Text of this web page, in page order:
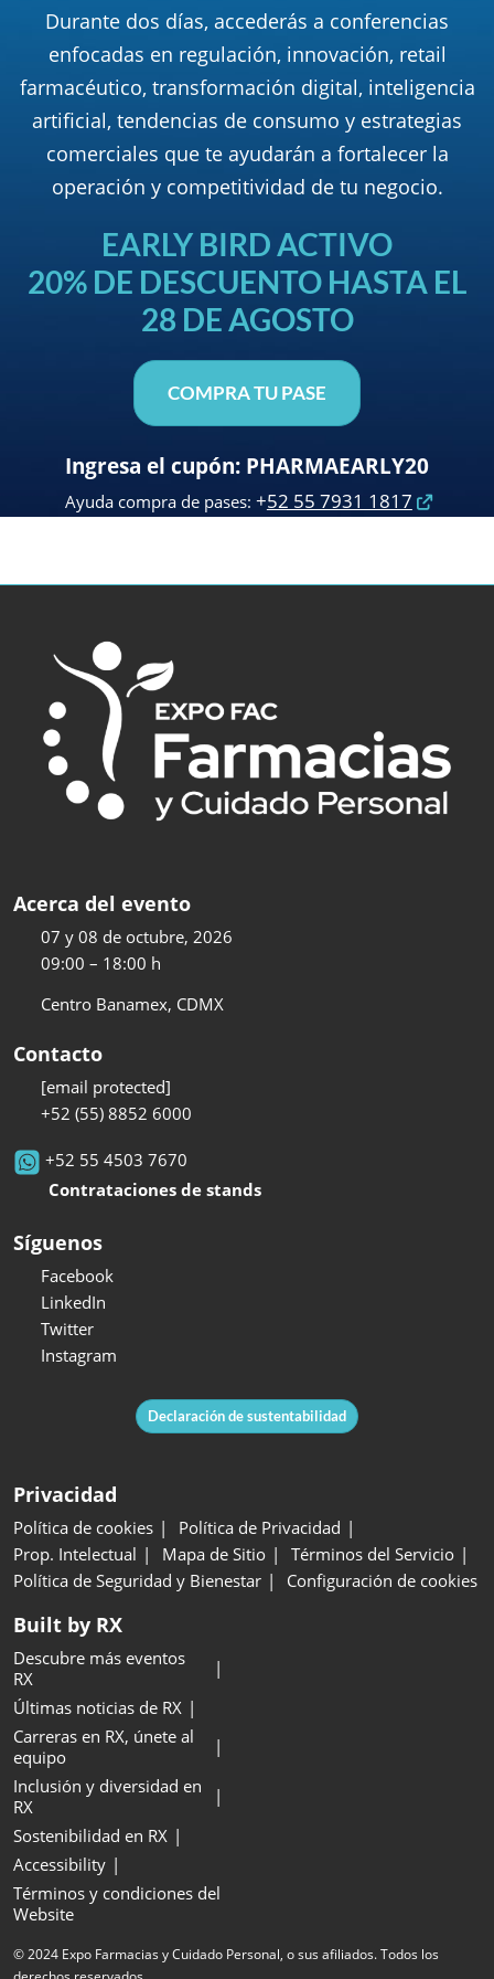
Durante dos días, accederás a conferencias
enfocadas en regulación, innovación, retail
farmacéutico, transformación digital, inteligencia
artificial, tendencias de consumo y estrategias
comerciales que te ayudarán a fortalecer la
operación y competitividad de tu negocio.
EARLY BIRD ACTIVO​
20% DE DESCUENTO HASTA EL
28 DE AGOSTO​
COMPRA TU PASE
Ingresa el cupón: PHARMAEARLY20
​ Ayuda compra de pases: +52 55 7931 1817​
Acerca del evento
07 y 08 de octubre, 2026
09:00 – 18:00 h
Centro Banamex, CDMX
Contacto
[email protected]
+52 (55) 8852 6000
+52 55 4503 7670
Contrataciones de stands
Síguenos
Facebook
LinkedIn
Twitter
Instagram
Declaración de sustentabilidad
Privacidad
Política de cookies
Política de Privacidad
Prop. Intelectual
Mapa de Sitio
Términos del Servicio
Política de Seguridad y Bienestar
Configuración de cookies
Built by RX
Descubre más eventos
RX
Últimas noticias de RX
Carreras en RX, únete al
equipo
Inclusión y diversidad en
RX
Sostenibilidad en RX
Accessibility
Términos y condiciones del
Website
© 2024 Expo Farmacias y Cuidado Personal, o sus afiliados. Todos los